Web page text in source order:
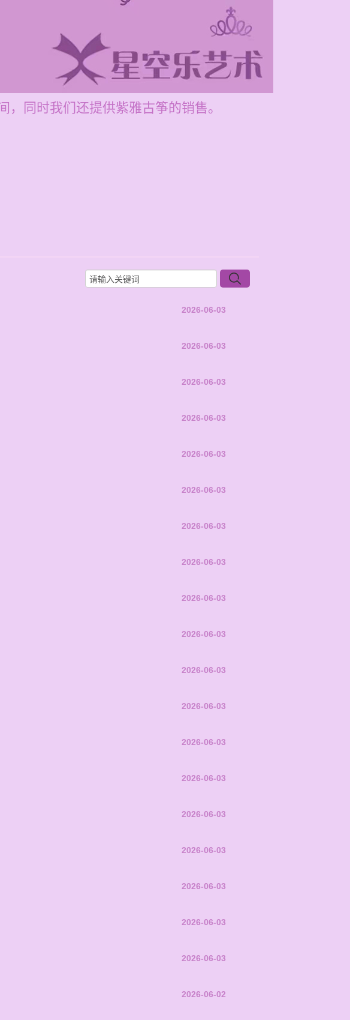
同时我们还提供紫雅古筝的销售。
2026-06-03
2026-06-03
2026-06-03
2026-06-03
2026-06-03
2026-06-03
2026-06-03
2026-06-03
2026-06-03
2026-06-03
2026-06-03
2026-06-03
2026-06-03
2026-06-03
2026-06-03
2026-06-03
2026-06-03
2026-06-03
2026-06-03
2026-06-02